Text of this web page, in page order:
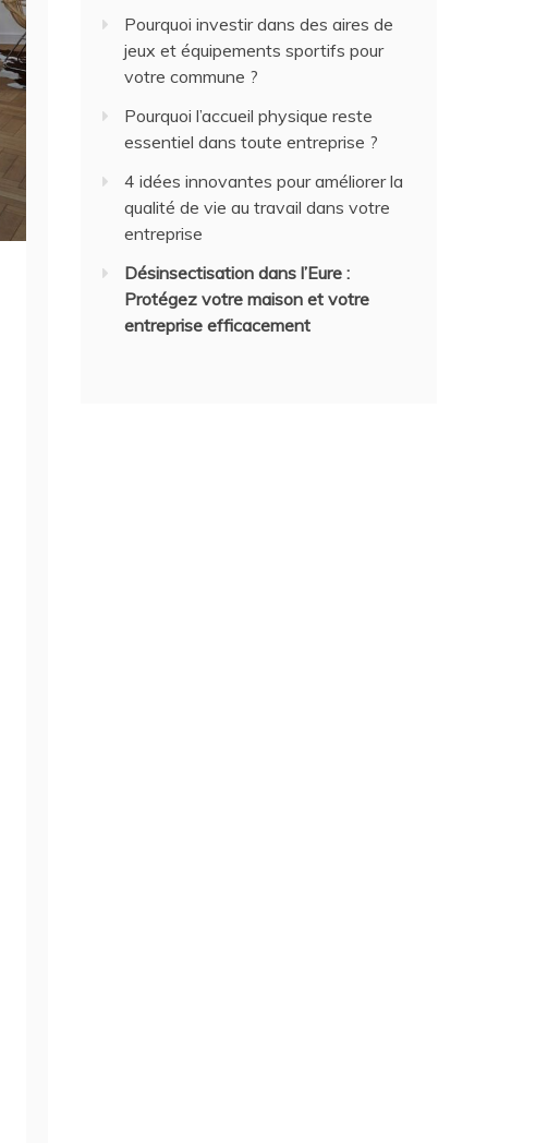
Pourquoi investir dans des aires de
jeux et équipements sportifs pour
votre commune ?
Pourquoi l’accueil physique reste
essentiel dans toute entreprise ?
4 idées innovantes pour améliorer la
qualité de vie au travail dans votre
entreprise
Désinsectisation dans l’Eure :
Protégez votre maison et votre
entreprise efficacement